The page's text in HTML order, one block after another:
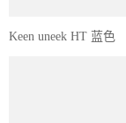
Keen uneek HT 蓝色